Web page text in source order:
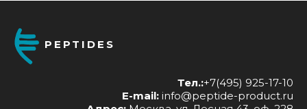
PEPTIDES
Тел.:+7(495) 925-17-10
E-mail: info@peptide-product.ru